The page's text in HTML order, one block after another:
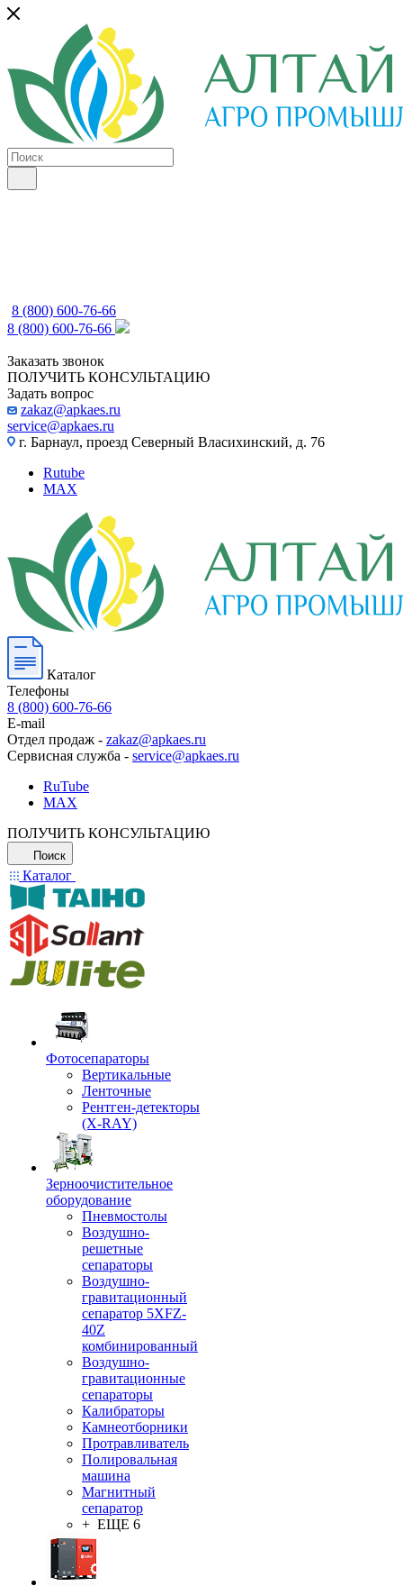
8 (800) 600-76-66
8 (800) 600-76-66
Заказать звонок
ПОЛУЧИТЬ КОНСУЛЬТАЦИЮ
Задать вопрос
zakaz@apkaes.ru
service@apkaes.ru
г. Барнаул, проезд Северный Власихинский, д. 76
Rutube
MAX
Каталог
Телефоны
8 (800) 600-76-66
E-mail
Отдел продаж - zakaz@apkaes.ru
Сервисная служба - service@apkaes.ru
RuTube
MAX
ПОЛУЧИТЬ КОНСУЛЬТАЦИЮ
Поиск
Каталог
Фотосепараторы
Вертикальные
Ленточные
Рентген-детекторы
(X-RAY)
Зерноочистительное
оборудование
Пневмостолы
Воздушно-
решетные
сепараторы
Воздушно-
гравитационный
сепаратор 5XFZ-
40Z
комбинированный
Воздушно-
гравитационные
сепараторы
Калибраторы
Камнеотборники
Протравливатель
Полировальная
машина
Магнитный
сепаратор
+ ЕЩЕ 6